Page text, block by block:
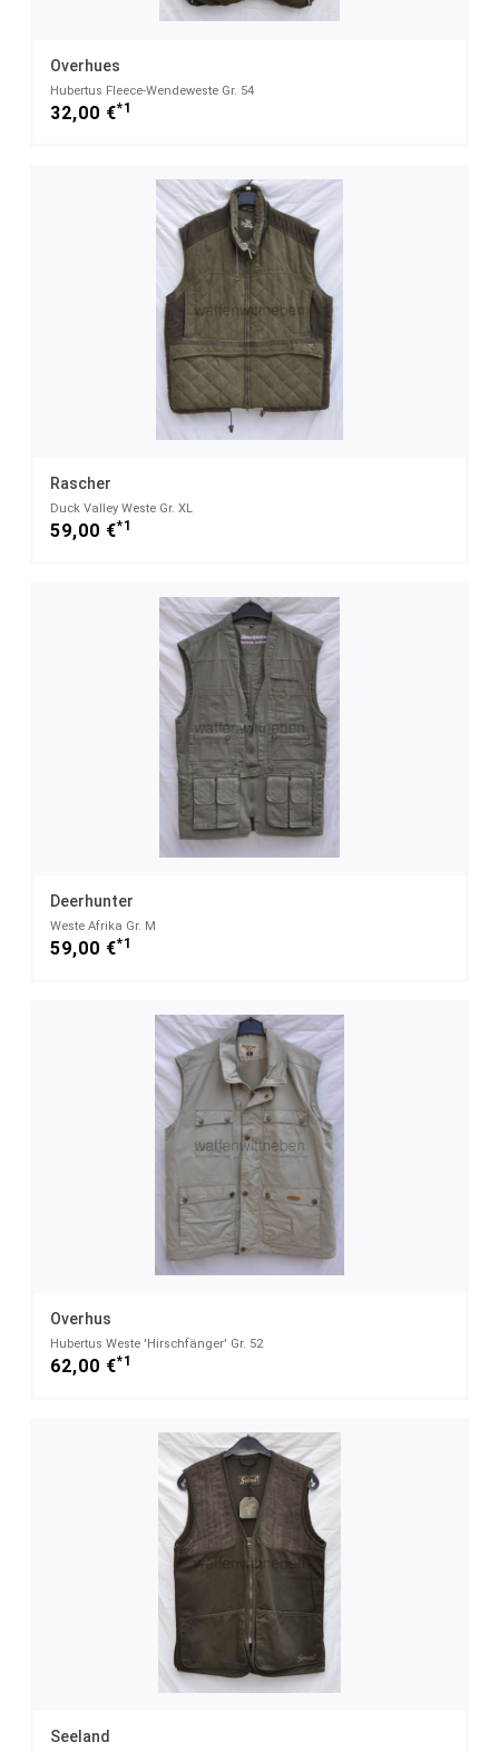
Overhues
Hubertus Fleece-Wendeweste Gr. 54
32,00 €*1
Rascher
Duck Valley Weste Gr. XL
59,00 €*1
Deerhunter
Weste Afrika Gr. M
59,00 €*1
Overhus
Hubertus Weste 'Hirschfänger' Gr. 52
62,00 €*1
Seeland